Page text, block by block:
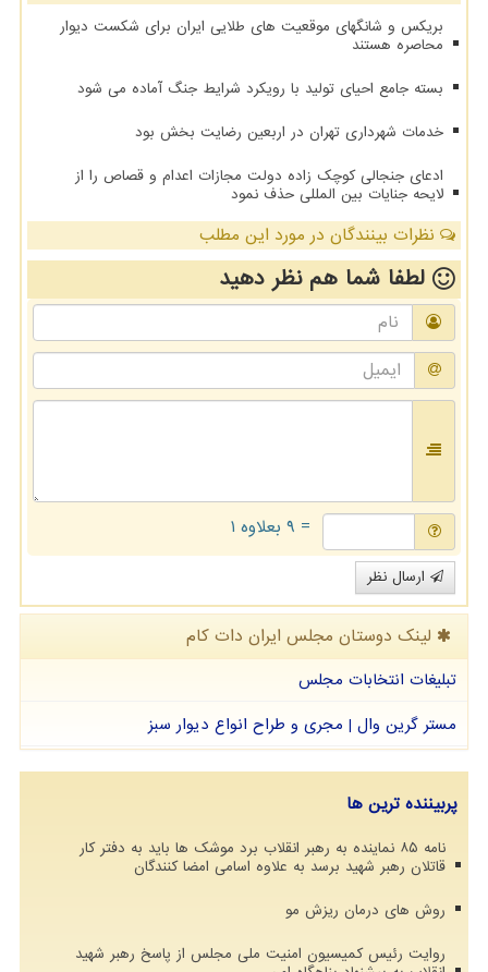
بریکس و شانگهای موقعیت های طلایی ایران برای شکست دیوار
محاصره هستند
بسته جامع احیای تولید با رویکرد شرایط جنگ آماده می شود
خدمات شهرداری تهران در اربعین رضایت بخش بود
ادعای جنجالی کوچک زاده دولت مجازات اعدام و قصاص را از
لایحه جنایات بین المللی حذف نمود
نظرات بینندگان در مورد این مطلب
لطفا شما همنظر دهید
= ۹ بعلاوه ۱
ارسال نظر
لینک دوستان مجلس ایران دات كام
تبلیغات انتخابات مجلس
مستر گرین وال | مجری و طراح انواع دیوار سبز
پربیننده ترین ها
نامه ۸۵ نماینده به رهبر انقلاب برد موشک ها باید به دفتر کار
قاتلان رهبر شهید برسد به علاوه اسامی امضا کنندگان
روش های درمان ریزش مو
روایت رئیس کمیسیون امنیت ملی مجلس از پاسخ رهبر شهید